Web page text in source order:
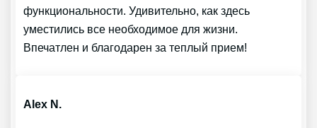
функциональности. Удивительно, как здесь
уместились все необходимое для жизни.
Впечатлен и благодарен за теплый прием!
Alex N.